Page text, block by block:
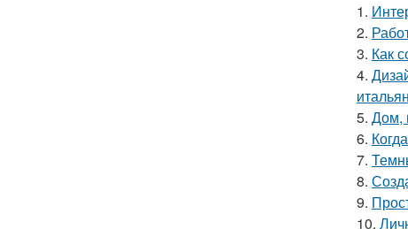
1.
2.
3. Как
4.
5. Дом,
6.
7.
8.
9.
10.